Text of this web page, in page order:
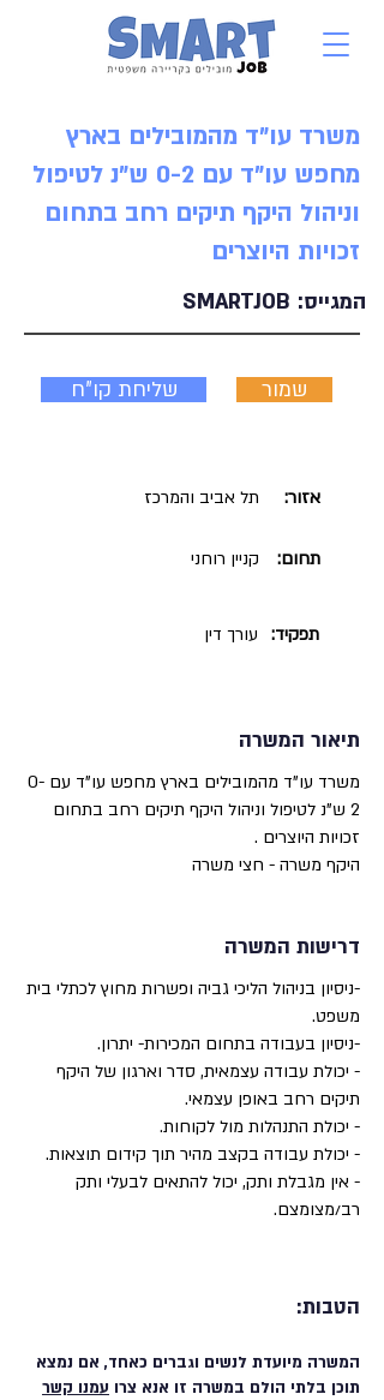
משרד עו"ד מהמובילים בארץ
מחפש עו"ד עם 0-2 ש"נ לטיפול
וניהול היקף תיקים רחב בתחום
זכויות היוצרים
SMARTJOB המגייס:
שליחת קו"ח שמור
תל אביב והמרכז אזור:
קניין רוחני תחום:
עורך דין תפקיד:
תיאור המשרה
משרד עו"ד מהמובילים בארץ מחפש עו"ד עם 0-
2 ש"נ לטיפול וניהול היקף תיקים רחב בתחום
זכויות היוצרים .
היקף משרה - חצי משרה
דרישות המשרה
-ניסיון בניהול הליכי גביה ופשרות מחוץ לכתלי בית
משפט.
-ניסיון בעבודה בתחום המכירות- יתרון.
- יכולת עבודה עצמאית, סדר וארגון של היקף
תיקים רחב באופן עצמאי.
- יכולת התנהלות מול לקוחות.
- יכולת עבודה בקצב מהיר תוך קידום תוצאות.
- אין מגבלת ותק, יכול להתאים לבעלי ותק
רב/מצומצם.
הטבות:
המשרה מיועדת לנשים וגברים כאחד, אם נמצא
תוכן בלתי הולם במשרה זו אנא צרו עמנו קשר